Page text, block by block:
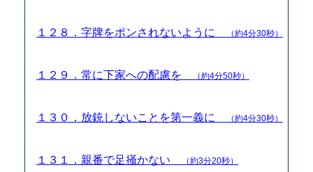
１２８．字牌をポンされないように （約4分30秒）
１２９．常に下家への配慮を （約4分50秒）
１３０．放銃しないことを第一義に （約4分30秒）
１３１．親番で足掻かない （約3分20秒）